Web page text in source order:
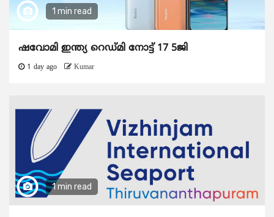
1 min read
ഷവോമി ഇന്ത്യ റെഡ്മി നോട്ട് 17 5ജി
1 day ago Kumar
1 min read